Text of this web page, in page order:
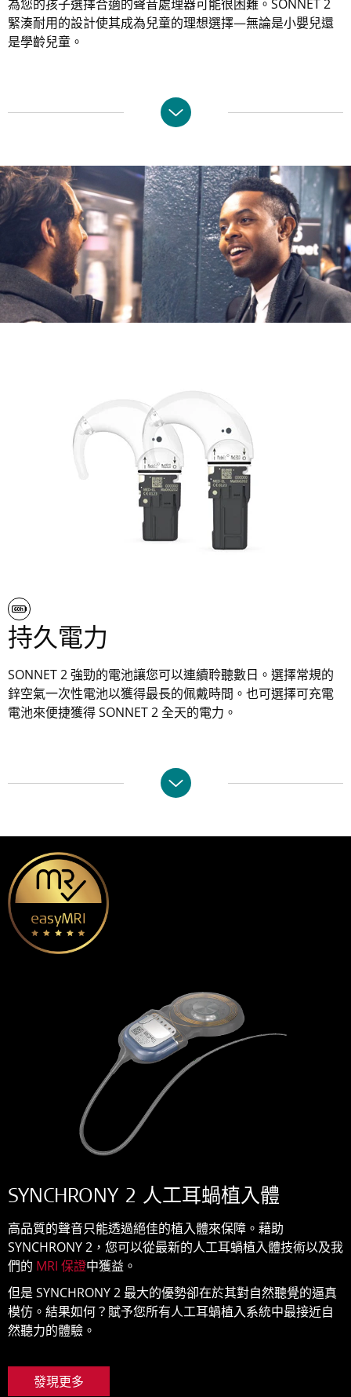
為您的孩子選擇合適的聲音處理器可能很困難。SONNET 2
緊湊耐用的設計使其成為兒童的理想選擇—無論是小嬰兒還
是學齡兒童。
持久電力
SONNET 2 強勁的電池讓您可以連續聆聽數日。選擇常規的
鋅空氣一次性電池以獲得最長的佩戴時間。也可選擇可充電
電池來便捷獲得 SONNET 2 全天的電力。
SYNCHRONY 2 人工耳蝸植入體
高品質的聲音只能透過絕佳的植入體來保障。藉助
SYNCHRONY 2，您可以從最新的人工耳蝸植入體技術以及我
們的 MRI 保證中獲益。
但是 SYNCHRONY 2 最大的優勢卻在於其對自然聽覺的逼真
模仿。結果如何？賦予您所有人工耳蝸植入系統中最接近自
然聽力的體驗。
發現更多